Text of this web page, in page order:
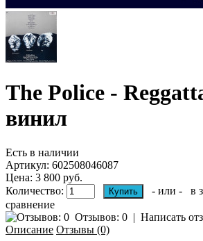
The Police -
винил
Есть в наличии
Артикул: 602508046087
Цена: 3 800 руб.
Количество:
- или -
в
сравнение
Отзывов: 0 | Написать
Описание Отзывы (0)